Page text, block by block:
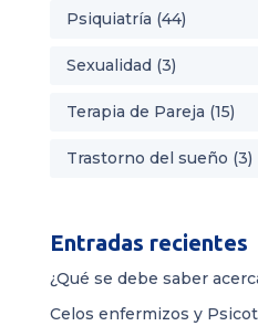
Psiquiatría (44)
Sexualidad (3)
Terapia de Pareja (15)
Trastorno del sueño (3)
Entradas recientes
¿Qué se debe saber
Celos enfermizos y